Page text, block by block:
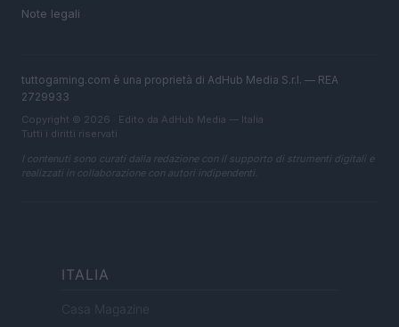
Note legali
tuttogaming.com è una proprietà di AdHub Media S.r.l. — REA
2729933
Copyright © 2026 · Edito da AdHub Media — Italia
Tutti i diritti riservati
I contenuti sono curati dalla redazione con il supporto di strumenti digitali e
realizzati in collaborazione con autori indipendenti.
ITALIA
Casa Magazine